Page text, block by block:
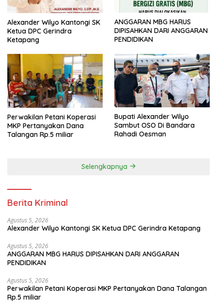
Alexander Wilyo Kantongi SK
Ketua DPC Gerindra
Ketapang
ANGGARAN MBG HARUS
DIPISAHKAN DARI ANGGARAN
PENDIDIKAN
Perwakilan Petani Koperasi
MKP Pertanyakan Dana
Talangan Rp.5 miliar
Bupati Alexander Wilyo
Sambut OSO Di Bandara
Rahadi Oesman
Selengkapnya
Berita Kriminal
Agustus 5, 2026
Alexander Wilyo Kantongi SK Ketua DPC Gerindra Ketapang
Agustus 5, 2026
ANGGARAN MBG HARUS DIPISAHKAN DARI ANGGARAN
PENDIDIKAN
Agustus 5, 2026
Perwakilan Petani Koperasi MKP Pertanyakan Dana Talangan
Rp.5 miliar